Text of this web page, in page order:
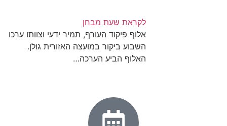
לקראת שעת מבחן
אלוף פיקוד העורף, תמיר ידעי וצוותו ערכו
השבוע ביקור במועצה האזורית גולן.
האלוף הביע הערכה…